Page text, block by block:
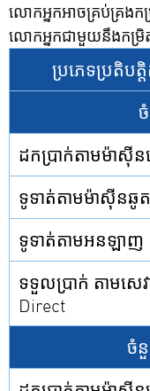
លោកអ្នកអាចគ្រប់គ្រង
លោកអ្នកជាមួយនឹងកម្
ប្រភេទប្រតិបត្តិ
ដកប្រាក់តាមម៉ាស៊ី
ទូទាត់តាមម៉ាស៊ីនឆូ
ទូទាត់តាមអនឡាញ
ទទួលប្រាក់ តាមសេវ
Direct
ចំ